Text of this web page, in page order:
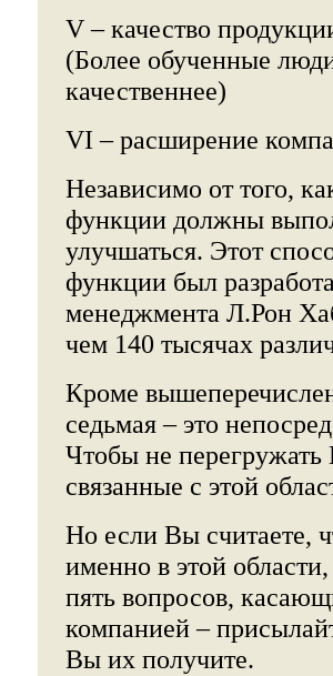
V – качество
(Более обученные
качественнее)
VI – расширение
Независимо от того,
функции должны
улучшаться. Этот
функции был
менеджмента Л.Рон
чем 140 тысячах
Кроме
седьмая – это
Чтобы не перегружать
связанные с этой
Но если Вы считаете,
именно в этой
пять вопросов,
компанией –
Вы их получите.